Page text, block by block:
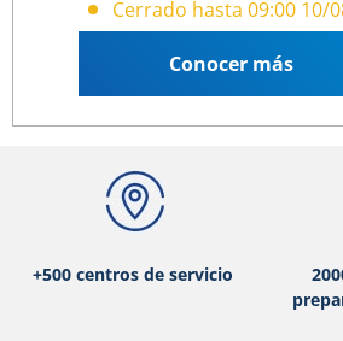
Cerrado hasta 09:00 10/
Conocer más
+500 centros de servicio